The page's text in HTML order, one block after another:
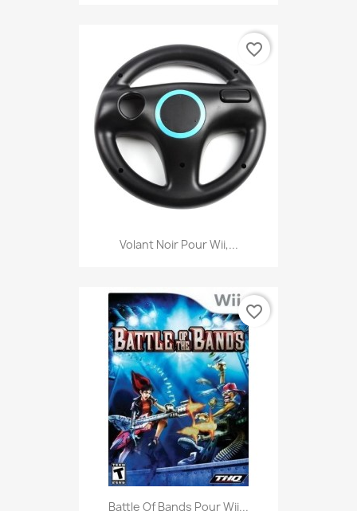
Volant Noir Pour Wii,...
favorite_border
Battle Of Bands Pour Wii...
favorite_border